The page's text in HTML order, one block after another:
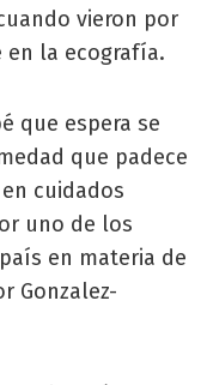
vieron por
en la ecografía.
que espera se
que padece
cuidados
uno de los
en materia de
Gonzalez-